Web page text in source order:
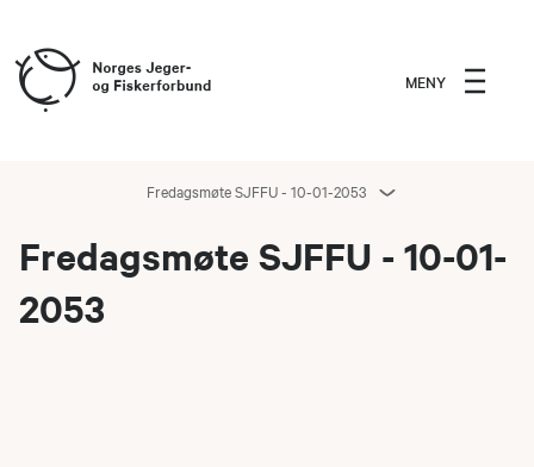
MENY
Fredagsmøte SJFFU - 10-01-2053
Fredagsmøte SJFFU - 10-01-
2053